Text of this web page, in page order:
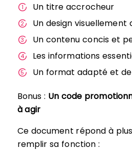
Un titre accrocheur
Un design
Un contenu concis et
Les informations
Un format adapté et
Bonus : Un code
à agir
Ce document répond à
remplir sa fonction :